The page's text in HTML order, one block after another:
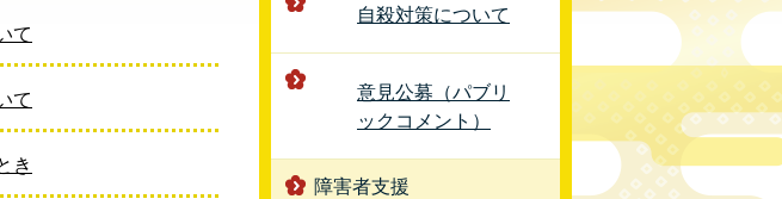
て
て
き
自殺対策について
意見公募（パブリ
ックコメント）
障害者支援